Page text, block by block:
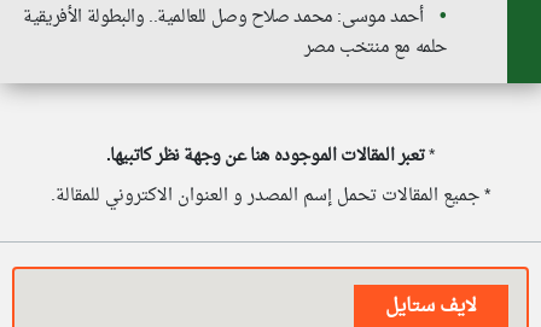
أحمد موسى: محمد صلاح وصل للعالمية.. والبطولة الأفريقية
حلمه مع منتخب مصر
*تعبر المقالات الموجوده هنا عن وجهة نظر كاتبيها.
* جميع المقالات تحمل إسم المصدر و العنوان الاكتروني للمقالة.
لايف ستايل